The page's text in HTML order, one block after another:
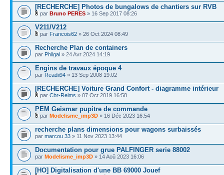
[RECHERCHE] Photos de bungalows de chantiers sur RVB
par Bruno PERES » 16 Sep 2017 08:26
V211/V212
par Francois62 » 26 Oct 2024 08:49
Recherche Plan de containers
par Philgal » 24 Avr 2024 14:19
Engins de travaux époque 4
par Readii94 » 13 Sep 2008 19:02
[RECHERCHE] Voiture Grand Confort - diagramme intérieur
par Cbr-Reims » 07 Oct 2019 16:58
PEM Geismar pupitre de commande
par Modelisme_imp3D » 16 Déc 2023 16:54
recherche plans dimensions pour wagons surbaissés
par marcou 33 » 11 Nov 2023 13:44
Documentation pour grue PALFINGER serie 88002
par Modelisme_imp3D » 14 Aoû 2023 16:06
[HO] Digitalisation d'une BB 69000 Jouef